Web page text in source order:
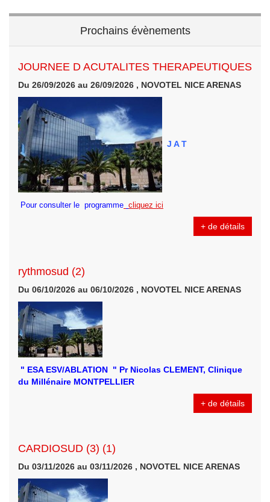
Prochains évènements
JOURNEE D ACUTALITES THERAPEUTIQUES
Du 26/09/2026 au 26/09/2026 , NOVOTEL NICE ARENAS
J A T
Pour consulter le programme cliquez ici
+ de détails
rythmosud (2)
Du 06/10/2026 au 06/10/2026 , NOVOTEL NICE ARENAS
" ESA ESV/ABLATION " Pr Nicolas CLEMENT, Clinique
du Millénaire MONTPELLIER
+ de détails
CARDIOSUD (3) (1)
Du 03/11/2026 au 03/11/2026 , NOVOTEL NICE ARENAS